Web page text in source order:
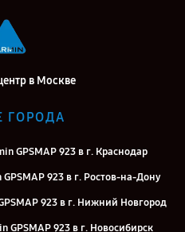
в Москве
ГОРОДА
GPSMAP 923 в г. Краснодар
923 в г. Ростов-на-Дону
923 в г. Нижний Новгород
GPSMAP 923 в г. Новосибирск